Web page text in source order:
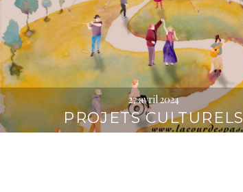
27 avril 2024
PROJETS CULTURELS